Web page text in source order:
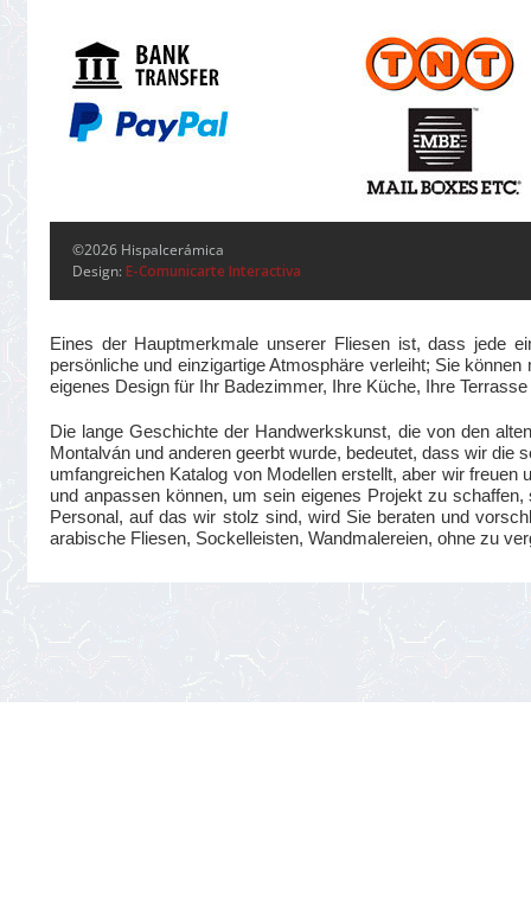
©2026 Hispalcerámica
Design: E-Comunicarte Interactiva
Eines der Hauptmerkmale unserer Fliesen ist, dass jede
persönliche und einzigartige Atmosphäre verleiht; Sie
eigenes Design für Ihr Badezimmer, Ihre Küche, Ihre
Die lange Geschichte der Handwerkskunst, die von den
Montalván und anderen geerbt wurde, bedeutet, dass wir die
umfangreichen Katalog von Modellen erstellt, aber wir
und anpassen können, um sein eigenes Projekt zu
Personal, auf das wir stolz sind, wird Sie beraten und
arabische Fliesen, Sockelleisten, Wandmalereien, ohne zu